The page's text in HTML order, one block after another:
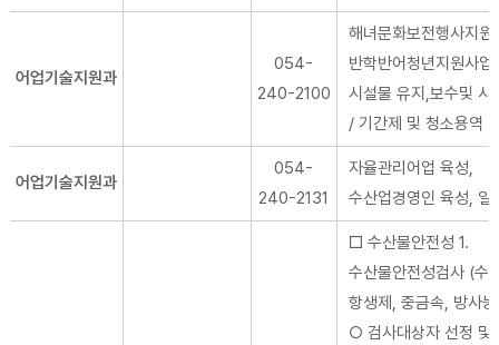
어업기술지원과
054-
240-2100
해녀문화보전행사지원/
반학반어청년지원사업/
시설물 유지,보수및 시
/ 기간제 및 청소용역
어업기술지원과
054-
240-2131
자율관리어업 육성,
수산업경영인 육성, 일
□ 수산물안전성 1.
수산물안전성검사 (수
항생제, 중금속, 방사
○ 검사대상자 선정 및